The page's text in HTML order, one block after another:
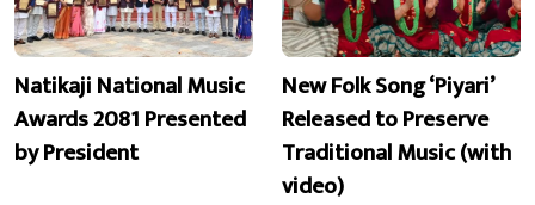
Natikaji National Music
Awards 2081 Presented
by President
New Folk Song ‘Piyari’
Released to Preserve
Traditional Music (with
video)